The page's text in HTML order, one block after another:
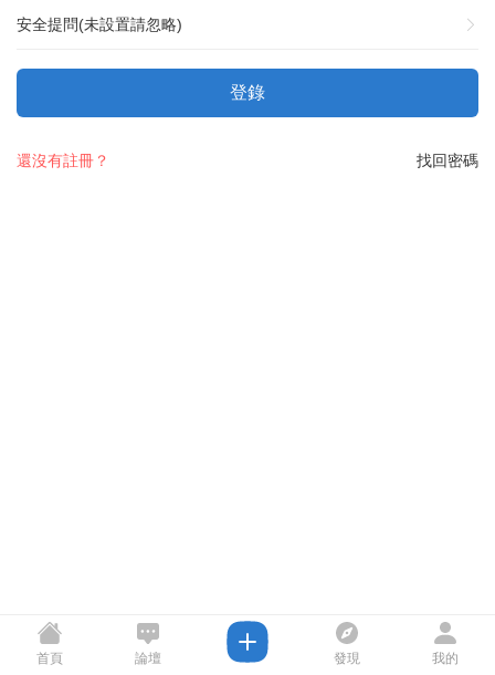
安全提問(未設置請忽略)
登錄
找回密碼
還沒有註冊？
首頁 論壇 發現 我的